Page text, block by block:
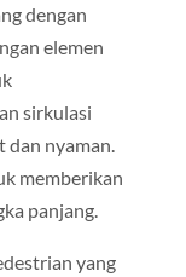
dengan
elemen
sirkulasi
nyaman.
memberikan
panjang.
yang